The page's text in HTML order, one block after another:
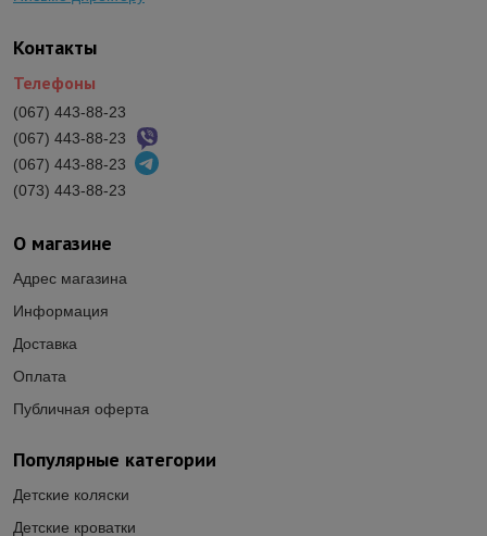
Популярные категории
Детские коляски
Детские кроватки
О магазине
Адрес магазина
Информация
Доставка
Оплата
Публичная оферта
Контакты
Телефоны
(067) 443-88-23
(067) 443-88-23
(067) 443-88-23
(073) 443-88-23